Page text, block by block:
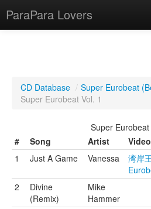
ParaPara Lovers
ParaPara Video Database
TechPara Video Database
CD Database
English
CD Database / Super Eurobeat
Super Eurobeat Vol. 1
Super Eurobeat
#
Song Artist
Video
1
Just A Game Vanessa
湾岸
2
Divine
(Remix)
Mike
Hammer